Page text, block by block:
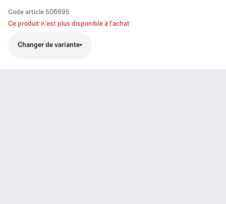
Code article 506695
Ce produit n'est plus disponible à l'achat
Changer de variante